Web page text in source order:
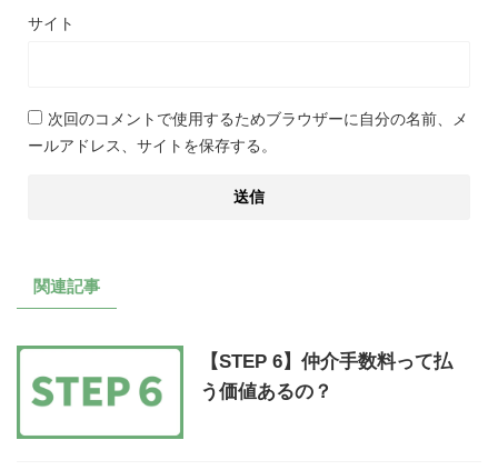
サイト
次回のコメントで使用するためブラウザーに自分の名前、メ
ールアドレス、サイトを保存する。
関連記事
【STEP 6】仲介手数料って払
う価値あるの？